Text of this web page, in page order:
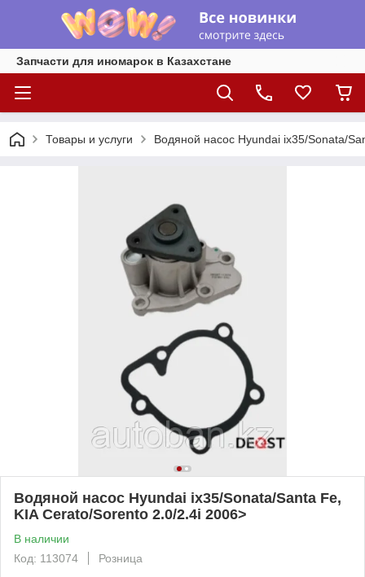
Запчасти для иномарок в Казахстане
Товары и услуги Водяной насос Hyundai ix35/Sonata/
Водяной насос Hyundai ix35/Sonata/Santa Fe,
KIA Cerato/Sorento 2.0/2.4i 2006>
В наличии
Код: 113074
Розница